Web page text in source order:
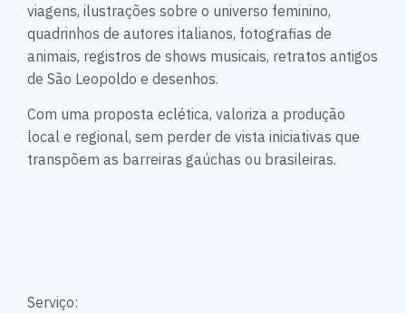
viagens, ilustrações sobre o universo feminino,
quadrinhos de autores italianos, fotografias de
animais, registros de shows musicais, retratos antigos
de São Leopoldo e desenhos.
Com uma proposta eclética, valoriza a produção
local e regional, sem perder de vista iniciativas que
transpõem as barreiras gaúchas ou brasileiras.
Serviço: